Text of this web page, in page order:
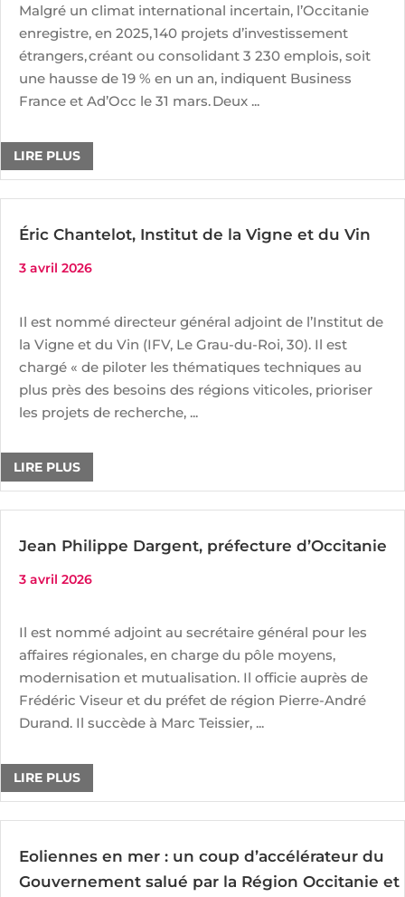
Malgré un climat international incertain, l’Occitanie
enregistre, en 2025, 140 projets d’investissement
étrangers, créant ou consolidant 3 230 emplois, soit
une hausse de 19 % en un an, indiquent Business
France et Ad’Occ le 31 mars. Deux ...
LIRE PLUS
Éric Chantelot, Institut de la Vigne et du Vin
3 avril 2026
Il est nommé directeur général adjoint de l’Institut de
la Vigne et du Vin (IFV, Le Grau-du-Roi, 30). Il est
chargé « de piloter les thématiques techniques au
plus près des besoins des régions viticoles, prioriser
les projets de recherche, ...
LIRE PLUS
Jean Philippe Dargent, préfecture d’Occitanie
3 avril 2026
Il est nommé adjoint au secrétaire général pour les
affaires régionales, en charge du pôle moyens,
modernisation et mutualisation. Il officie auprès de
Frédéric Viseur et du préfet de région Pierre-André
Durand. Il succède à Marc Teissier, ...
LIRE PLUS
Eoliennes en mer : un coup d’accélérateur du
Gouvernement salué par la Région Occitanie et